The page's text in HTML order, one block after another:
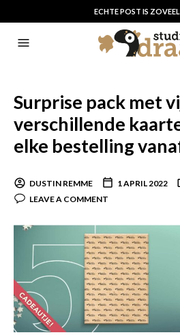
ECHTE POST IS
Surprise pack met
verschillende
elke bestelling
DUSTIN REMME 1 APRIL 2022
LEAVE A COMMENT